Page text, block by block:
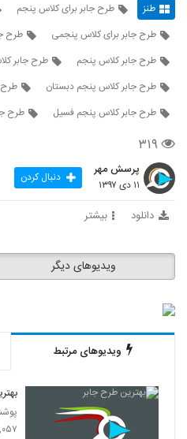
طنز طرح جابر برای کلاس پنجم
طرح جابر برای کلاس پنجمی
طرح
طرح جابر کلاس پنجم
طرح جابر
طرح جابر کلاس پنجم دبستان
طرح جابر کلاس پنجم فسیل
طرح
۳۱۹
پرسش مهر
۱۱ دی ۱۳۹۷ دنبال کردن
دانلود بیشتر
ویدیوهای دیگر
ویدیوهای مرتبط
۱,۰۵۷